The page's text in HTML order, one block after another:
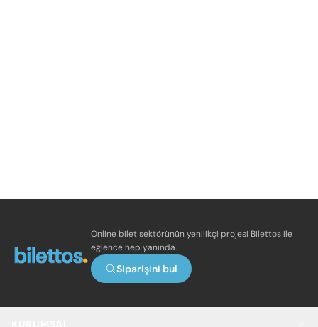
Online bilet sektörünün yenilikçi projesi Bilettos ile
eğlence hep yanında.
Siparişini bul